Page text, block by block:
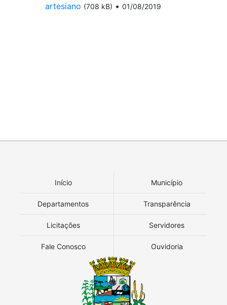
artesiano (708 kB) • 01/08/2019
Início Município
Departamentos Transparência
Licitações Servidores
Fale Conosco Ouvidoria